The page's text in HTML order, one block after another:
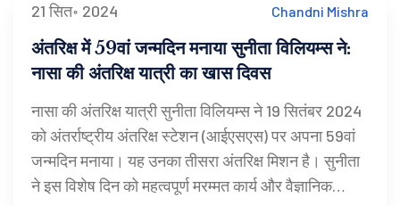
21 सित॰ 2024 Chandni Mishra
अंतरिक्ष में 59वां जन्मदिन मनाया सुनीता विलियम्स ने:
नासा की अंतरिक्ष यात्री का खास दिवस
नासा की अंतरिक्ष यात्री सुनीता विलियम्स ने 19 सितंबर 2024
को अंतर्राष्ट्रीय अंतरिक्ष स्टेशन (आईएसएस) पर अपना 59वां
जन्मदिन मनाया। यह उनका तीसरा अंतरिक्ष मिशन है। सुनीता
ने इस विशेष दिन को महत्वपूर्ण मरम्मत कार्य और वैज्ञानिक